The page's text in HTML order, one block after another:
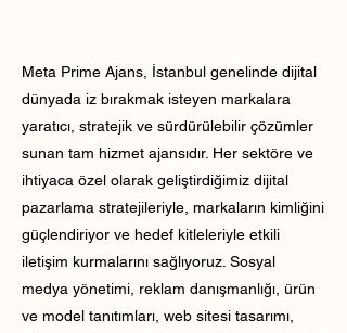
Meta Prime Ajans, İstanbul genelinde dijital
dünyada iz bırakmak isteyen markalara
yaratıcı, stratejik ve sürdürülebilir çözümler
sunan tam hizmet ajansıdır. Her sektöre ve
ihtiyaca özel olarak geliştirdiğimiz dijital
pazarlama stratejileriyle, markaların kimliğini
güçlendiriyor ve hedef kitleleriyle etkili
iletişim kurmalarını sağlıyoruz. Sosyal
medya yönetimi, reklam danışmanlığı, ürün
ve model tanıtımları, web sitesi tasarımı,